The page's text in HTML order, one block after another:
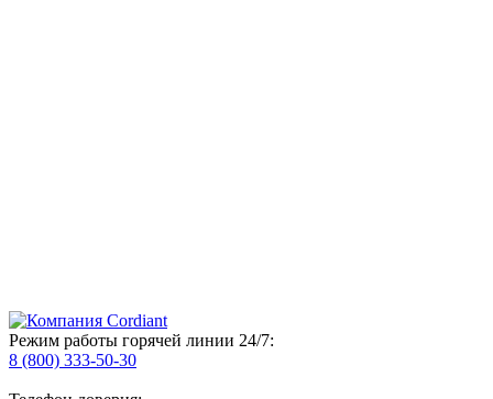
Режим работы горячей линии 24/7:
8 (800) 333-50-30